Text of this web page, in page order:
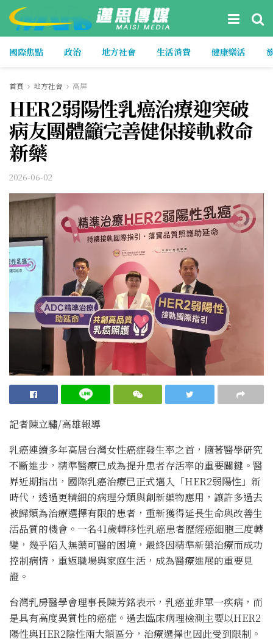
國際焦點 政治 地方社會 生活消費 健康樂活
首頁 地方社會 高屏
HER2弱陽性乳癌治療迎突破
病友團體籲完善健保接軌救命
新藥
2026-06-02
記者陳立驌/高雄報導
乳癌連續多年高居台灣女性癌症發生率之首，隨著醫學研究
不斷進步，精準醫療已成為提升患者存活率的重要關鍵。醫
界近期指出，國際乳癌治療已正式邁入「HER2弱陽性」新
時代，透過更精細的病理分類與創新藥物應用，讓許多過去
被歸類為治療選擇有限的患者，重新獲得延長生命與改善生
活品質的機會。一名41歲轉移性乳癌患者歷經癌細胞三度轉
變，幾乎陷入無藥可醫的困境，最終因精準新藥治療而成功
控制病情，重返職場與家庭生活，成為醫療進展的重要見
證。
台灣乳房醫學會理事長陳芳銘表示，乳癌並非單一疾病，而
是具有高度異質性的癌症。過去臨床病理檢測主要以HER2
陽性與HER2陰性兩大類區分，治療選擇也因此受到限制。